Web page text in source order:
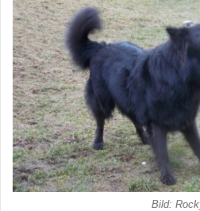
Bild: